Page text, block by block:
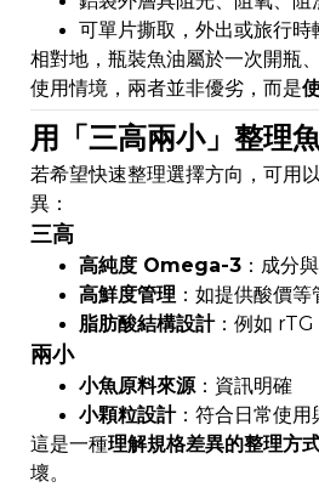
可單片撕取，外出或旅行時
相對地，瓶裝魚油屬於一次開瓶
使用情境，兩者並非優劣，而是
用「三高兩小」整理
若希望快速整理選擇方向，可用
異：
三高
高純度 Omega-3 ：成分
高鮮度管理 ：如提供酸價
脂肪酸結構設計：例如 rTG
兩小
小魚原料來源：資訊明確
小顆粒設計：符合日常使用
這是一種理解規格差異的整理方
壞。